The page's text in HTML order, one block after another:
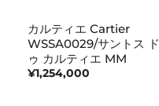
カルティエ Cartier
WSSA0029/サントス ド
ゥ カルティエ MM
¥1,254,000